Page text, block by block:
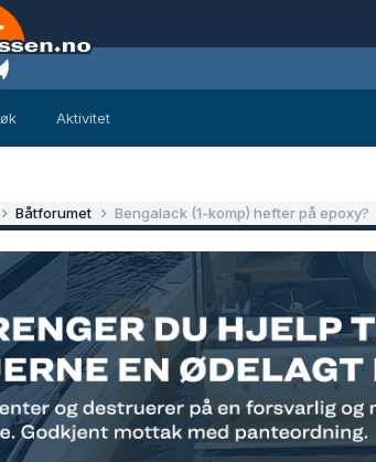
Aktivitet
Båtforumet Bengalack (1-komp) hefter på epoxy?